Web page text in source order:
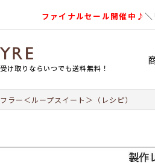
ファイナルセール開催中♪
け取りならいつでも送料無料！
ラー＜ループスイート＞（レシピ）